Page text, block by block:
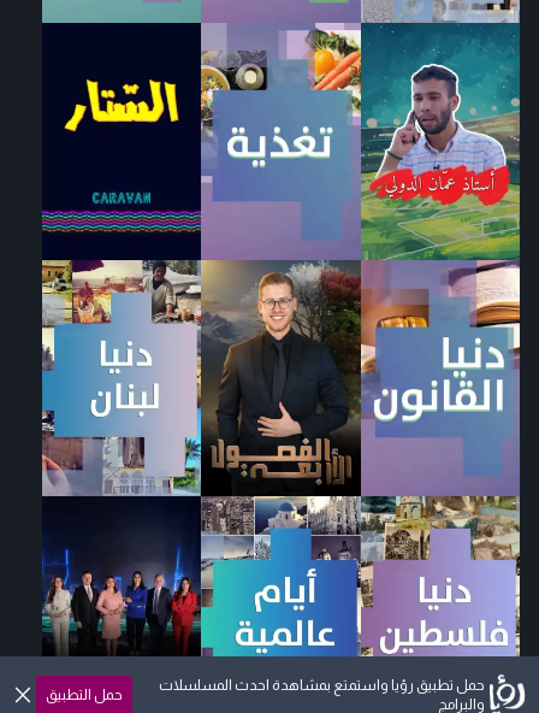
حمل تطبيق رؤيا واستمتع بمشاهدة احدث المسلسلات
والبرامج
حمل التطبيق